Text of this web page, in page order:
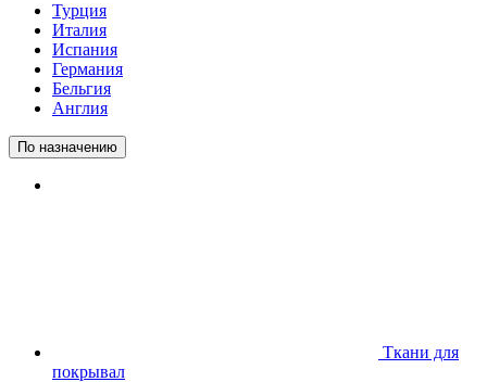
Турция
Италия
Испания
Германия
Бельгия
Англия
По назначению
Ткани для
покрывал